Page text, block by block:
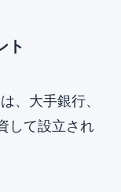
ト
、大手銀行、
して設立され